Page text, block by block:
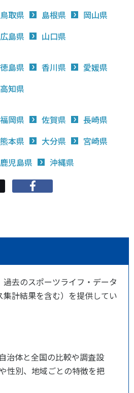
鳥取県 島根県
岡山県
広島県
山口県
徳島県 香川県
愛媛県
高知県
福岡県 佐賀県
長崎県
熊本県
大分県
宮崎県
鹿児島県
沖縄県
去のスポーツライフ・データ
計結果を含む）を提供してい
治体と全国の比較や調査設
性別、地域ごとの特徴を把